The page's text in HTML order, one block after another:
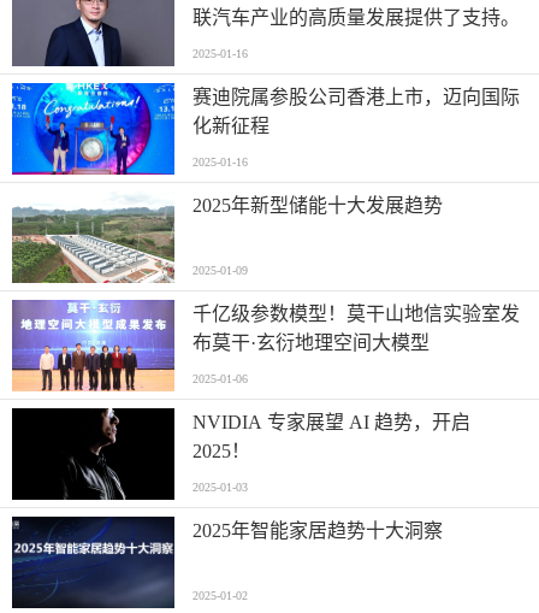
联汽车产业的高质量发展提供了支持。
2025-01-16
赛迪院属参股公司香港上市，迈向国际
化新征程
2025-01-16
2025年新型储能十大发展趋势
2025-01-09
千亿级参数模型！莫干山地信实验室发
布莫干·玄衍地理空间大模型
2025-01-06
NVIDIA 专家展望 AI 趋势，开启
2025！
2025-01-03
2025年智能家居趋势十大洞察
2025-01-02